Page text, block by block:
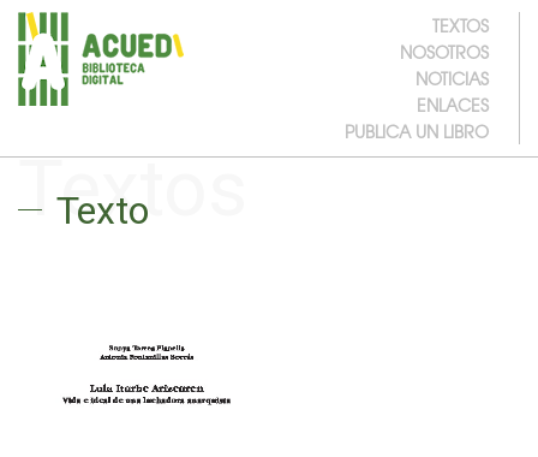
TEXTOS
NOSOTROS
NOTICIAS
ENLACES
PUBLICA UN LIBRO
Textos
Texto